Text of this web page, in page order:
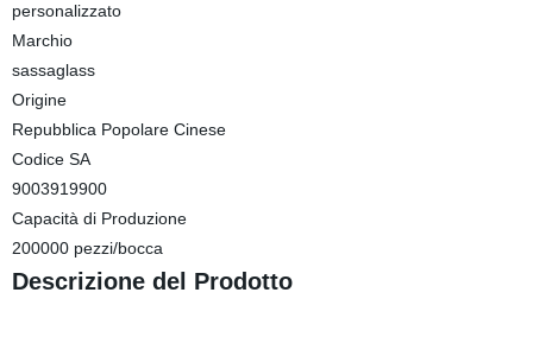
personalizzato
Marchio
sassaglass
Origine
Repubblica Popolare Cinese
Codice SA
9003919900
Capacità di Produzione
200000 pezzi/bocca
Descrizione del Prodotto